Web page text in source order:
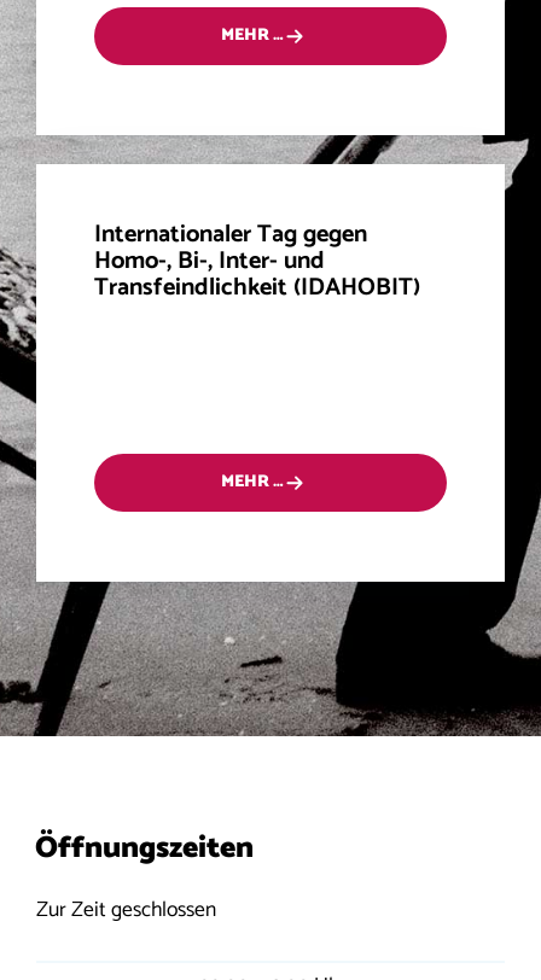
MEHR …
Internationaler Tag gegen
Homo-, Bi-, Inter- und
Transfeindlichkeit (IDAHOBIT)
MEHR …
Öffnungszeiten
Zur Zeit geschlossen